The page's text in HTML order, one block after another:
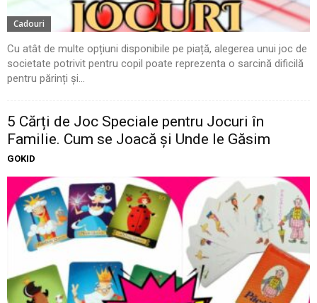
Cadouri
Cu atât de multe opțiuni disponibile pe piață, alegerea unui joc de
societate potrivit pentru copil poate reprezenta o sarcină dificilă
pentru părinți și...
5 Cărți de Joc Speciale pentru Jocuri în
Familie. Cum se Joacă și Unde le Găsim
GOKID